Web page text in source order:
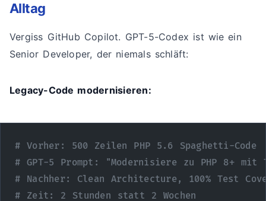
Alltag
Vergiss GitHub Copilot. GPT-5-Codex ist wie ein
Senior Developer, der niemals schläft:
Legacy-Code modernisieren:
# Vorher: 500 Zeilen PHP 5.6 Spaghetti-Code
# GPT-5 Prompt: "Modernisiere zu PHP 8+ mit
# Nachher: Clean Architecture, 100% Test
# Zeit: 2 Stunden statt 2 Wochen